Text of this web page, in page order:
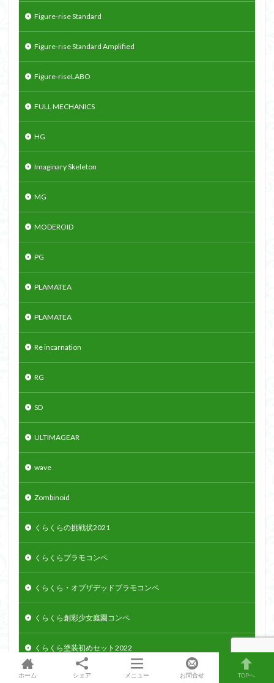
Figure-rise Standard
Figure-rise Standard Amplified
Figure-riseLABO
FULL MECHANICS
HG
Imaginary Skeleton
MG
MODEROID
PG
PLAMATEA
PLAMATEA
Re incarnation
RG
SD
ULTIMAGEAR
wave
Zombinoid
くらくらの挑戦状2021
くらくらプラモコンペ
くらくら・オブザデッドプラモコンペ
くらくら創彩少女庭園コンペ
くらくら塗装初めセット2022
アーマードコア
ホーム シェア メニュー お問合せ TOPへ